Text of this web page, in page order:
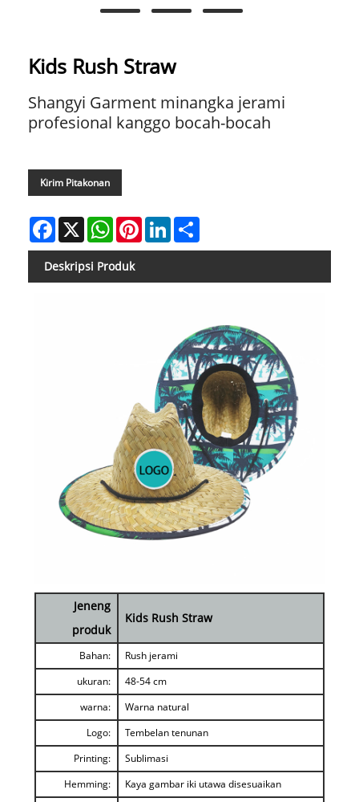
Kids Rush Straw
Shangyi Garment minangka jerami
profesional kanggo bocah-bocah
Kirim Pitakonan
Facebook
X WhatsAppPinterestLinkedIn
Deskripsi Produk
Jeneng
produk
Kids Rush Straw
Bahan:
Rush jerami
ukuran:
48-54 cm
warna:
Warna natural
Logo:
Tembelan tenunan
Printing:
Sublimasi
Hemming:
Kaya gambar iki utawa disesuaikan